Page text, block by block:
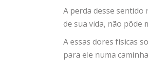
A perda desse
de sua vida, não pôde
A essas dores físicas
para ele numa